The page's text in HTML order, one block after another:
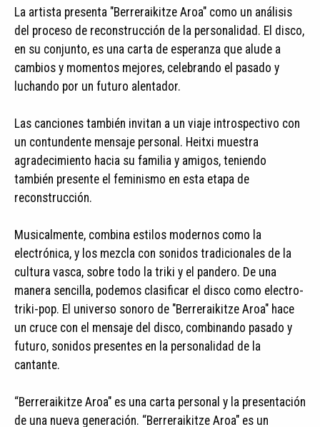
La artista presenta "Berreraikitze Aroa" como un análisis
del proceso de reconstrucción de la personalidad. El disco,
en su conjunto, es una carta de esperanza que alude a
cambios y momentos mejores, celebrando el pasado y
luchando por un futuro alentador.
Las canciones también invitan a un viaje introspectivo con
un contundente mensaje personal. Heitxi muestra
agradecimiento hacia su familia y amigos, teniendo
también presente el feminismo en esta etapa de
reconstrucción.
Musicalmente, combina estilos modernos como la
electrónica, y los mezcla con sonidos tradicionales de la
cultura vasca, sobre todo la triki y el pandero. De una
manera sencilla, podemos clasificar el disco como electro-
triki-pop. El universo sonoro de "Berreraikitze Aroa" hace
un cruce con el mensaje del disco, combinando pasado y
futuro, sonidos presentes en la personalidad de la
cantante.
“Berreraikitze Aroa" es una carta personal y la presentación
de una nueva generación. “Berreraikitze Aroa" es un